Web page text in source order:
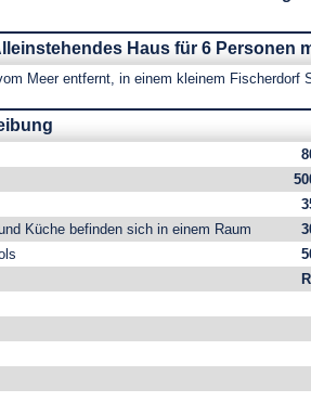
Haus für 6 Personen
Meer entfernt, in einem kleinem
Küche befinden sich in einem Raum